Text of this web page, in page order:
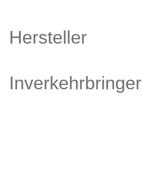
Hersteller
Inverkehrbringer